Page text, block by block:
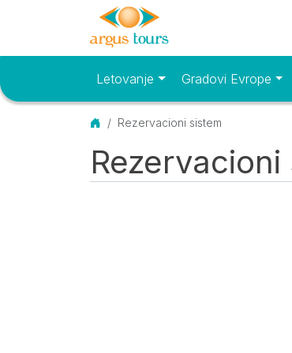
Osnovni meniLetovanje Gradovi Evrope
Početna
Rezervacioni sistem
Rezervacioni